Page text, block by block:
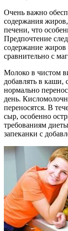
Очень важно
содержания
печени, что
Предпочтение
содержание
сравнительно с
Молоко в чистом
добавлять в
нормально
день.
переносятся. В
сыр, особенно
требованиям
запеканки с